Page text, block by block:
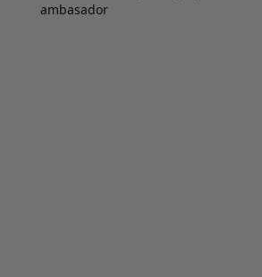
ambasador